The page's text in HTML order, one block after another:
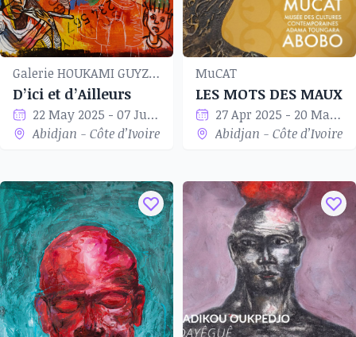
Galerie HOUKAMI GUYZAGN
D’ici et d’Ailleurs
22 May 2025 - 07 Jun 2025
Abidjan - Côte d’Ivoire
MuCAT
LES MOTS DES MAUX
27 Apr 2025 - 20 May 2025
Abidjan - Côte d’Ivoire